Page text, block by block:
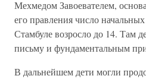
Мехмедом Завоевателем,
его правления число
Стамбуле возросло до 14. Там
письму и фундаментальным
В дальнейшем дети могли